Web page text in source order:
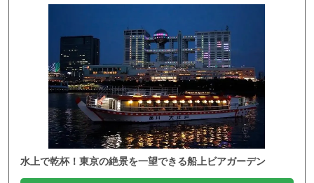
水上で乾杯！東京の絶景を一望できる船上ビアガーデン